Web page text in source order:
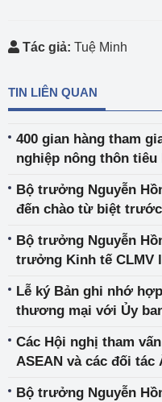
Tác giả: Tuệ Minh
TIN LIÊN QUAN
400 gian hàng tham gia Hội chợ triển lãm hàng công
nghiệp nông thôn
Bộ trưởng Nguyễn
đến chào từ biệt
Bộ trưởng Nguyễn
trưởng Kinh tế CLMV
Lễ ký Bản ghi nhớ
thương mại với Ủy
Các Hội nghị tham
ASEAN và các đối tác
Bộ trưởng Nguyễn